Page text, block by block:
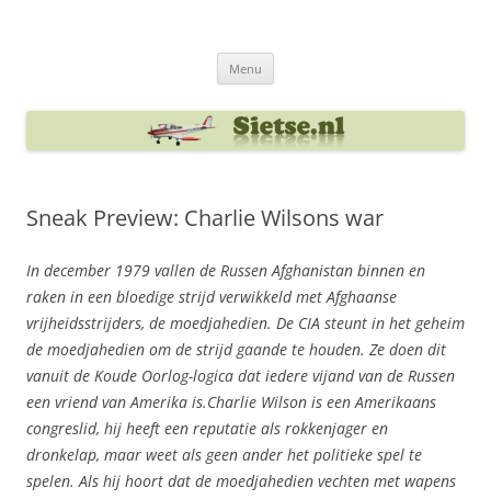
Menu
Sneak Preview: Charlie Wilsons war
In december 1979 vallen de Russen Afghanistan binnen en
raken in een bloedige strijd verwikkeld met Afghaanse
vrijheidsstrijders, de moedjahedien. De CIA steunt in het geheim
de moedjahedien om de strijd gaande te houden. Ze doen dit
vanuit de Koude Oorlog-logica dat iedere vijand van de Russen
een vriend van Amerika is.Charlie Wilson is een Amerikaans
congreslid, hij heeft een reputatie als rokkenjager en
dronkelap, maar weet als geen ander het politieke spel te
spelen. Als hij hoort dat de moedjahedien vechten met wapens